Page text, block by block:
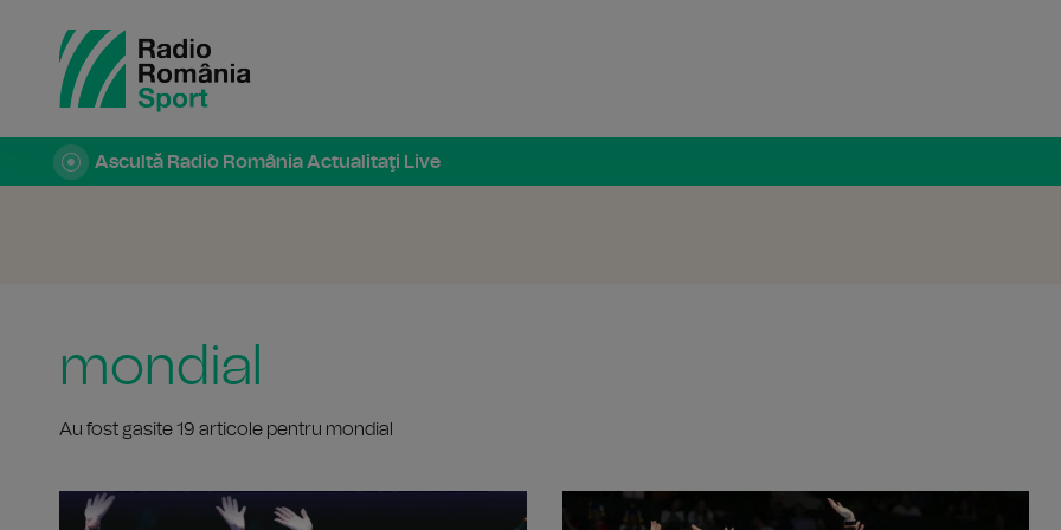
Ascultă Radio România Actualitaţi Live
mondial
Au fost gasite 19 articole pentru mondial